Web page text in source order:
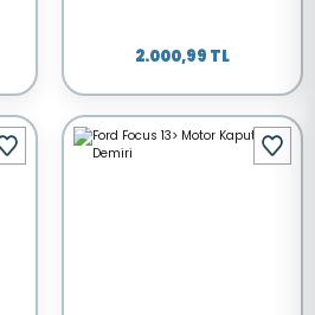
2.000,99 TL